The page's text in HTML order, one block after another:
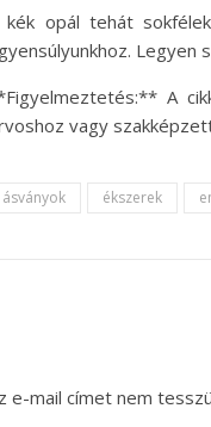
kék opál tehát
Legyen
A
vagy
ásványok ékszerek
e-mail címet nem